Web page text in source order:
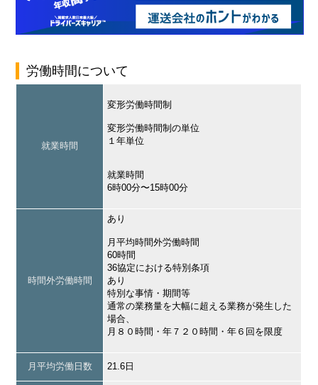
労働時間について
就業時間
変形労働時間制
変形労働時間制の単位
１年単位
就業時間
6時00分〜15時00分
時間外労働時間
あり
月平均時間外労働時間
60時間
36協定における特別条項
あり
特別な事情・期間等
通常の業務量を大幅に超える業務が発生した
場合、
月８０時間・年７２０時間・年６回を限度
月平均労働日数 21.6日